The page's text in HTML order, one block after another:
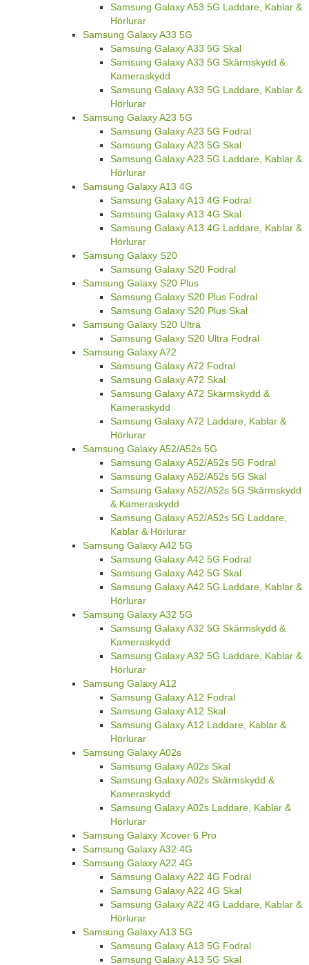
Samsung Galaxy A53 5G Laddare, Kablar &
Hörlurar
Samsung Galaxy A33 5G
Samsung Galaxy A33 5G Skal
Samsung Galaxy A33 5G Skärmskydd &
Kameraskydd
Samsung Galaxy A33 5G Laddare, Kablar &
Hörlurar
Samsung Galaxy A23 5G
Samsung Galaxy A23 5G Fodral
Samsung Galaxy A23 5G Skal
Samsung Galaxy A23 5G Laddare, Kablar &
Hörlurar
Samsung Galaxy A13 4G
Samsung Galaxy A13 4G Fodral
Samsung Galaxy A13 4G Skal
Samsung Galaxy A13 4G Laddare, Kablar &
Hörlurar
Samsung Galaxy S20
Samsung Galaxy S20 Fodral
Samsung Galaxy S20 Plus
Samsung Galaxy S20 Plus Fodral
Samsung Galaxy S20 Plus Skal
Samsung Galaxy S20 Ultra
Samsung Galaxy S20 Ultra Fodral
Samsung Galaxy A72
Samsung Galaxy A72 Fodral
Samsung Galaxy A72 Skal
Samsung Galaxy A72 Skärmskydd &
Kameraskydd
Samsung Galaxy A72 Laddare, Kablar &
Hörlurar
Samsung Galaxy A52/A52s 5G
Samsung Galaxy A52/A52s 5G Fodral
Samsung Galaxy A52/A52s 5G Skal
Samsung Galaxy A52/A52s 5G Skärmskydd
& Kameraskydd
Samsung Galaxy A52/A52s 5G Laddare,
Kablar & Hörlurar
Samsung Galaxy A42 5G
Samsung Galaxy A42 5G Fodral
Samsung Galaxy A42 5G Skal
Samsung Galaxy A42 5G Laddare, Kablar &
Hörlurar
Samsung Galaxy A32 5G
Samsung Galaxy A32 5G Skärmskydd &
Kameraskydd
Samsung Galaxy A32 5G Laddare, Kablar &
Hörlurar
Samsung Galaxy A12
Samsung Galaxy A12 Fodral
Samsung Galaxy A12 Skal
Samsung Galaxy A12 Laddare, Kablar &
Hörlurar
Samsung Galaxy A02s
Samsung Galaxy A02s Skal
Samsung Galaxy A02s Skärmskydd &
Kameraskydd
Samsung Galaxy A02s Laddare, Kablar &
Hörlurar
Samsung Galaxy Xcover 6 Pro
Samsung Galaxy A32 4G
Samsung Galaxy A22 4G
Samsung Galaxy A22 4G Fodral
Samsung Galaxy A22 4G Skal
Samsung Galaxy A22 4G Laddare, Kablar &
Hörlurar
Samsung Galaxy A13 5G
Samsung Galaxy A13 5G Fodral
Samsung Galaxy A13 5G Skal